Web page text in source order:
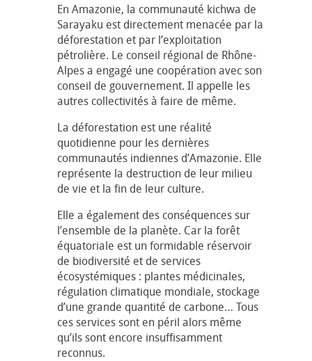
En Amazonie, la communauté kichwa de
Sarayaku est directement menacée par la
déforestation et par l’exploitation
pétrolière. Le conseil régional de Rhône-
Alpes a engagé une coopération avec son
conseil de gouvernement. Il appelle les
autres collectivités à faire de même.
La déforestation est une réalité
quotidienne pour les dernières
communautés indiennes d’Amazonie. Elle
représente la destruction de leur milieu
de vie et la fin de leur culture.
Elle a également des conséquences sur
l’ensemble de la planète. Car la forêt
équatoriale est un formidable réservoir
de biodiversité et de services
écosystémiques : plantes médicinales,
régulation climatique mondiale, stockage
d’une grande quantité de carbone… Tous
ces services sont en péril alors même
qu’ils sont encore insuffisamment
reconnus.